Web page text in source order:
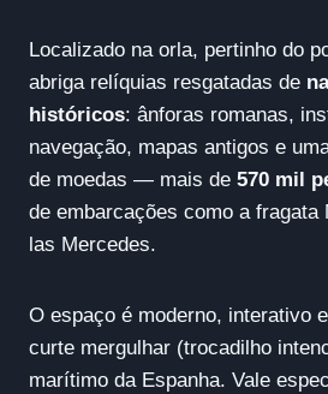
Localizado na orla, pertinho do
abriga relíquias resgatadas de
históricos: ânforas romanas,
navegação, mapas antigos e
de moedas — mais de 570 mil
de embarcações como a fragata
las Mercedes.
O espaço é moderno, interativo
curte mergulhar (trocadilho
marítimo da Espanha. Vale